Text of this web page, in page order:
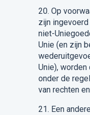
20. Op
zijn ingevoerd
niet-
Unie (en zijn
Unie),
onder de
van rechten
21. Een